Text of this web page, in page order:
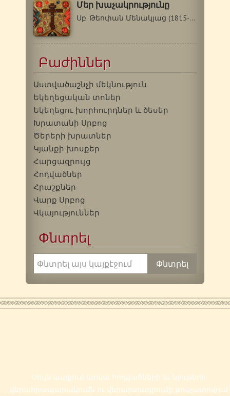
Մեր խաչակրությունը
Սբ. Թեոփան Մենակյաց (1815-1894 թթ.) …
Բաժիններ
Աստվածաշնչի մեկնություն
Եկեղեցական տոներ
Եկեղեցու խորհուրդներ և ծեսեր
Խրատանի Սրբոց
Ծերերի խրատներ
Կյանքի խոսքեր
Հարցազրույց
Հոդվածներ
Հրաշքներ
Վարք Սրբոց
Վկայություններ
Փնտրել
Սույն կայքում առկա հոդվածների եւ նյութերի
վերահրապարակումն ու վերարտադրումը թույլատրվում